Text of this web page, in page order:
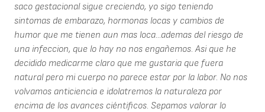
saco gestacional sigue creciendo, yo sigo teniendo
sintomas de embarazo, hormonas locas y cambios de
humor que me tienen aun mas loca...ademas del riesgo de
una infeccion, que lo hay no nos engañemos. Asi que he
decidido medicarme claro que me gustaria que fuera
natural pero mi cuerpo no parece estar por la labor. No nos
volvamos anticiencia e idolatremos la naturaleza por
encima de los avances ciéntificos. Sepamos valorar lo